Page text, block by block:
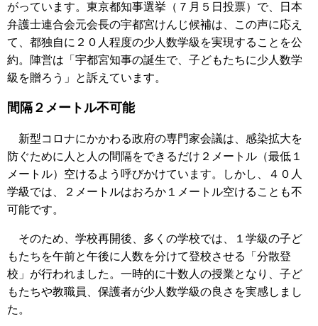
がっています。東京都知事選挙（７月５日投票）で、日本
弁護士連合会元会長の宇都宮けんじ候補は、この声に応え
て、都独自に２０人程度の少人数学級を実現することを公
約。陣営は「宇都宮知事の誕生で、子どもたちに少人数学
級を贈ろう」と訴えています。
間隔２メートル不可能
新型コロナにかかわる政府の専門家会議は、感染拡大を
防ぐために人と人の間隔をできるだけ２メートル（最低１
メートル）空けるよう呼びかけています。しかし、４０人
学級では、２メートルはおろか１メートル空けることも不
可能です。
そのため、学校再開後、多くの学校では、１学級の子ど
もたちを午前と午後に人数を分けて登校させる「分散登
校」が行われました。一時的に十数人の授業となり、子ど
もたちや教職員、保護者が少人数学級の良さを実感しまし
た。